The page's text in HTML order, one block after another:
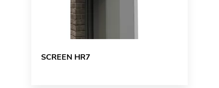
SCREEN HR7